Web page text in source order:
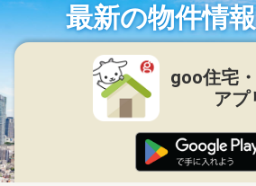
最新の物件情
goo住宅
アプ